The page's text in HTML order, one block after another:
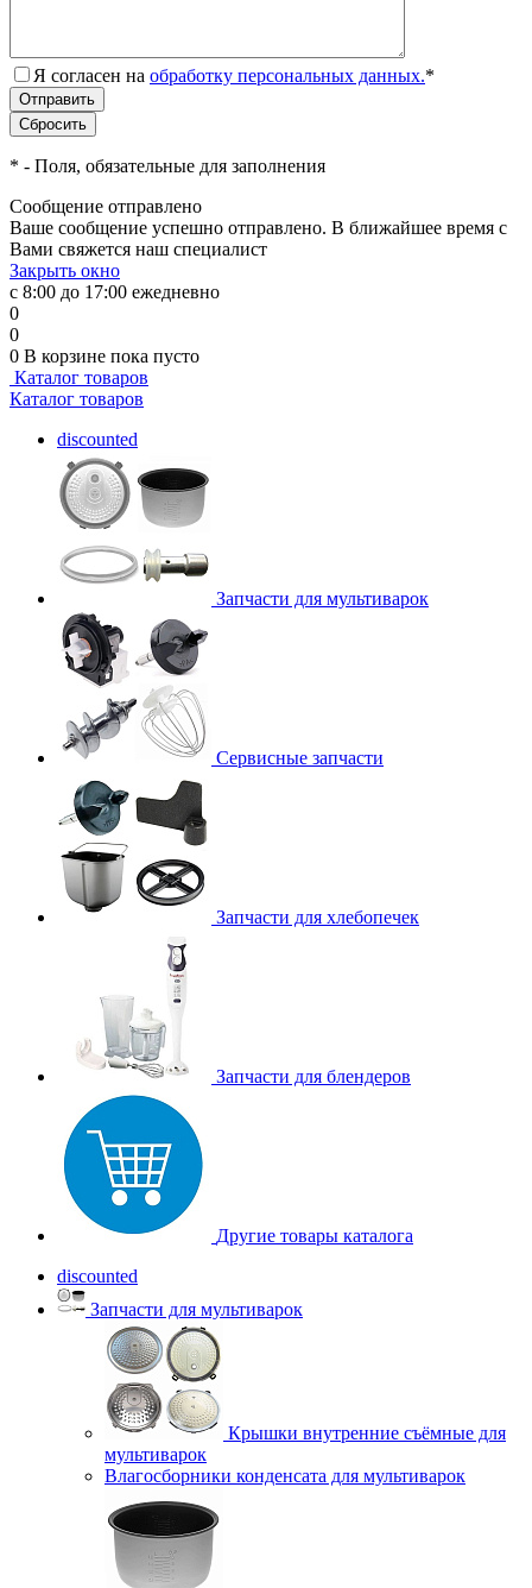
Я согласен на обработку персональных данных.*
* - Поля, обязательные для заполнения
Сообщение отправлено
Ваше сообщение успешно отправлено. В ближайшее время с
Вами свяжется наш специалист
Закрыть окно
с 8:00 до 17:00 ежедневно
0
0
0 В корзине пока пусто
Каталог товаров
Каталог товаров
discounted
Запчасти для мультиварок
Сервисные запчасти
Запчасти для хлебопечек
Запчасти для блендеров
Другие товары каталога
discounted
Запчасти для мультиварок
Крышки внутренние съёмные для
мультиварок
Влагосборники конденсата для мультиварок